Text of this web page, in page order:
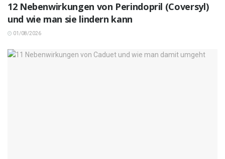
12 Nebenwirkungen von Perindopril (Coversyl)
und wie man sie lindern kann
01/08/2026